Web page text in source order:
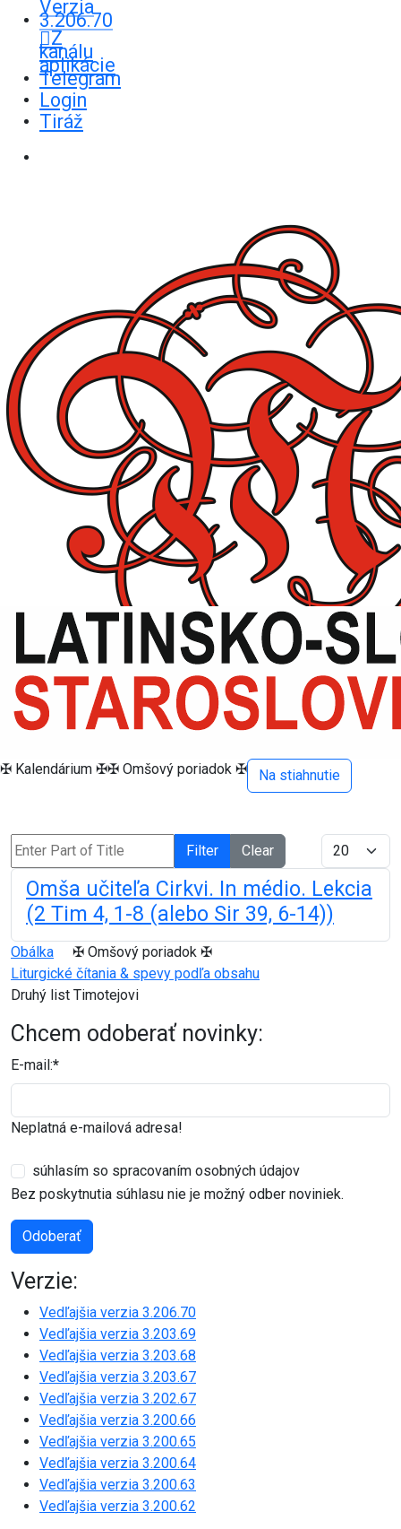
Verzia
3.206.70
Z
kanálu
aplikácie
Telegram
Login
Tiráž
✠ Kalendárium ✠✠ Omšový poriadok ✠ Na stiahnutie
Enter Part of Title Filter Clear Display #
Omša učiteľa Cirkvi. In médio. Lekcia
(2 Tim 4, 1-8 (alebo Sir 39, 6-14))
Obálka
✠ Omšový poriadok ✠
Liturgické čítania & spevy podľa obsahu
Druhý list Timotejovi
Chcem odoberať novinky:
E-mail:*
Neplatná e-mailová adresa!
súhlasím so spracovaním osobných údajov
Bez poskytnutia súhlasu nie je možný odber noviniek.
Odoberať
Verzie:
Vedľajšia verzia 3.206.70
Vedľajšia verzia 3.203.69
Vedľajšia verzia 3.203.68
Vedľajšia verzia 3.203.67
Vedľajšia verzia 3.202.67
Vedľajšia verzia 3.200.66
Vedľajšia verzia 3.200.65
Vedľajšia verzia 3.200.64
Vedľajšia verzia 3.200.63
Vedľajšia verzia 3.200.62